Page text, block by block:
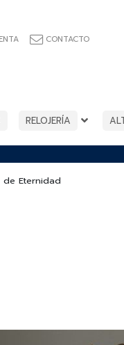
CONTACTO
RELOJERÍA
Eternidad